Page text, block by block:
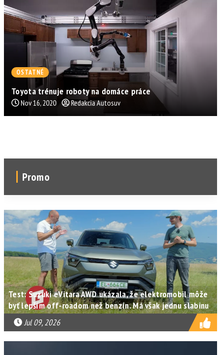
OSTATNÉ
Toyota trénuje roboty na domáce práce
Nov 16, 2020 Redakcia Autosuv
Promo
Test: Suzuki eVitara AWD ukázala, že elektromobil môže
byť lepším off-roadom než benzín. Má však jednu slabinu
Jul 09, 2026